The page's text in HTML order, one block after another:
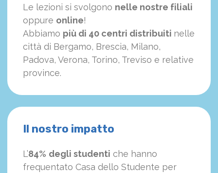
Le lezioni si svolgono nelle nostre filiali
oppure online!
Abbiamo più di 40 centri distribuiti nelle
città di Bergamo, Brescia, Milano,
Padova, Verona, Torino, Treviso e relative
province.
Il nostro impatto
L’84% degli studenti che hanno
frequentato Casa dello Studente per